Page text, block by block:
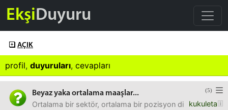
EkşiDuyuru
AÇIK
profil, duyuruları, cevapları
(5)
Beyaz yaka ortalama maaşlar...
kukuleta
Ortalama bir sektör, ortalama bir pozisyon